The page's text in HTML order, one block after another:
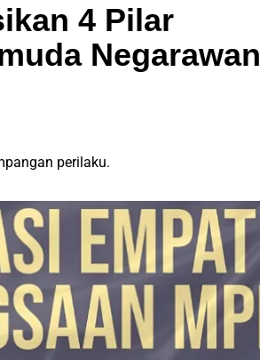
4 Pilar
Negarawan
perilaku.